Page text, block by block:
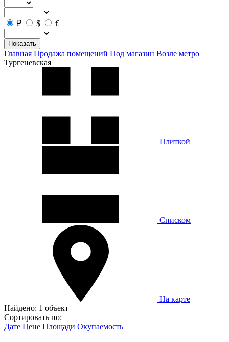
₽ $ €
Показать
Главная Продажа помещений Под магазин Возле метро
Тургеневская
Плиткой
Списком
На карте
Найдено: 1 объект
Сортировать по:
Дате Цене Площади Окупаемость